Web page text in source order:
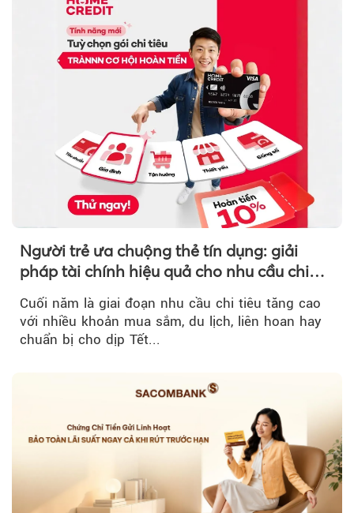
Người trẻ ưa chuộng thẻ tín dụng: giải
pháp tài chính hiệu quả cho nhu cầu chi
tiêu cuối năm
Cuối năm là giai đoạn nhu cầu chi tiêu tăng cao
với nhiều khoản mua sắm, du lịch, liên hoan hay
chuẩn bị cho dịp Tết...